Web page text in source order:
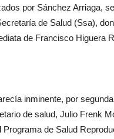
por Sánchez Arriaga,
de Salud (Ssa),
de Francisco Higuera
inminente, por
de salud, Julio Frenk
de Salud